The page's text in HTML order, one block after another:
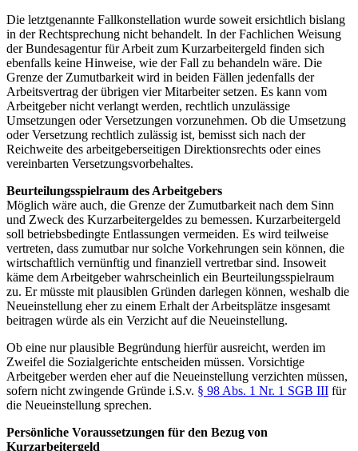
Die letztgenannte Fallkonstellation wurde soweit ersichtlich bislang
in der Rechtsprechung nicht behandelt. In der Fachlichen Weisung
der Bundesagentur für Arbeit zum Kurzarbeitergeld finden sich
ebenfalls keine Hinweise, wie der Fall zu behandeln wäre. Die
Grenze der Zumutbarkeit wird in beiden Fällen jedenfalls der
Arbeitsvertrag der übrigen vier Mitarbeiter setzen. Es kann vom
Arbeitgeber nicht verlangt werden, rechtlich unzulässige
Umsetzungen oder Versetzungen vorzunehmen. Ob die Umsetzung
oder Versetzung rechtlich zulässig ist, bemisst sich nach der
Reichweite des arbeitgeberseitigen Direktionsrechts oder eines
vereinbarten Versetzungsvorbehaltes.
Beurteilungsspielraum des Arbeitgebers
Möglich wäre auch, die Grenze der Zumutbarkeit nach dem Sinn
und Zweck des Kurzarbeitergeldes zu bemessen. Kurzarbeitergeld
soll betriebsbedingte Entlassungen vermeiden. Es wird teilweise
vertreten, dass zumutbar nur solche Vorkehrungen sein können, die
wirtschaftlich vernünftig und finanziell vertretbar sind. Insoweit
käme dem Arbeitgeber wahrscheinlich ein Beurteilungsspielraum
zu. Er müsste mit plausiblen Gründen darlegen können, weshalb die
Neueinstellung eher zu einem Erhalt der Arbeitsplätze insgesamt
beitragen würde als ein Verzicht auf die Neueinstellung.
Ob eine nur plausible Begründung hierfür ausreicht, werden im
Zweifel die Sozialgerichte entscheiden müssen. Vorsichtige
Arbeitgeber werden eher auf die Neueinstellung verzichten müssen,
sofern nicht zwingende Gründe i.S.v. § 98 Abs. 1 Nr. 1 SGB III für
die Neueinstellung sprechen.
Persönliche Voraussetzungen für den Bezug von
Kurzarbeitergeld